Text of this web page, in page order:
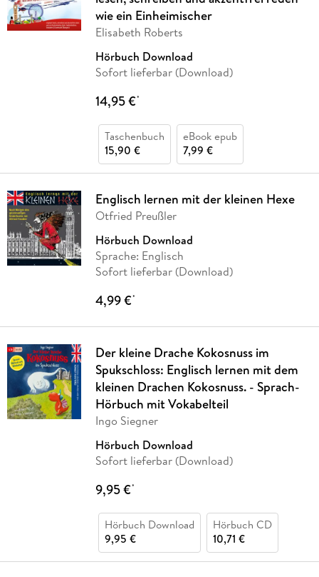
wie ein Einheimischer
Elisabeth Roberts
Hörbuch Download
Sofort lieferbar (Download)
14,95 €*
Taschenbuch
15,90 €
eBook epub
7,99 €
Englisch lernen mit der kleinen Hexe
Otfried Preußler
Hörbuch Download
Sprache: Englisch
Sofort lieferbar (Download)
4,99 €*
Der kleine Drache Kokosnuss im
Spukschloss: Englisch lernen mit dem
kleinen Drachen Kokosnuss. - Sprach-
Hörbuch mit Vokabelteil
Ingo Siegner
Hörbuch Download
Sofort lieferbar (Download)
9,95 €*
Hörbuch Download
9,95 €
Hörbuch CD
10,71 €